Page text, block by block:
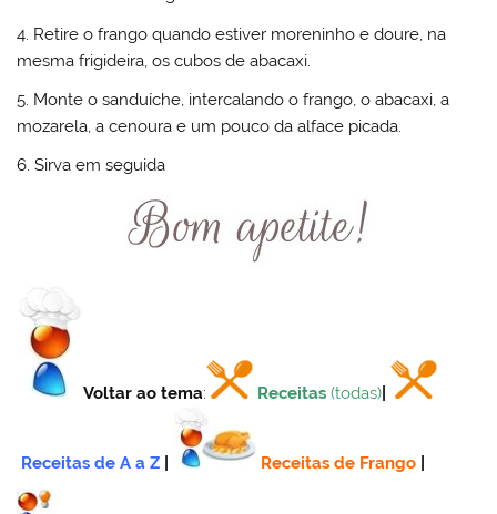
4. Retire o frango quando estiver moreninho e doure, na
mesma frigideira, os cubos de abacaxi.
5. Monte o sanduíche, intercalando o frango, o abacaxi, a
mozarela, a cenoura e um pouco da alface picada.
6. Sirva em seguida
Voltar ao tema: Receitas (todas)
Receitas de A a Z Receitas de Frango